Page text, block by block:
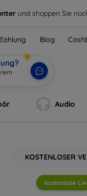
und shoppen Sie
Blog
Audio
KOSTENLOSER
kostenlose